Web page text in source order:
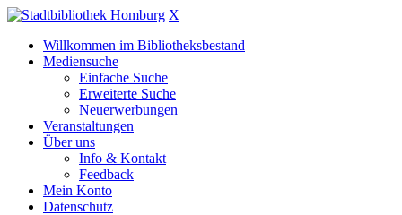
X
Willkommen im Bibliotheksbestand
Mediensuche
Einfache Suche
Erweiterte Suche
Neuerwerbungen
Veranstaltungen
Über uns
Info & Kontakt
Feedback
Mein Konto
Datenschutz